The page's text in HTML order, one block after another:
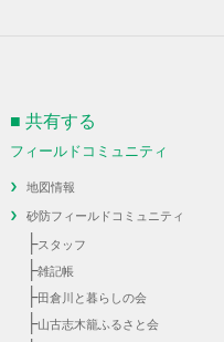
■ 共有する
フィールドコミュニティ
地図情報
砂防フィールドコミュニティ
├スタッフ
├雑記帳
├田倉川と暮らしの会
├山古志木籠ふるさと会